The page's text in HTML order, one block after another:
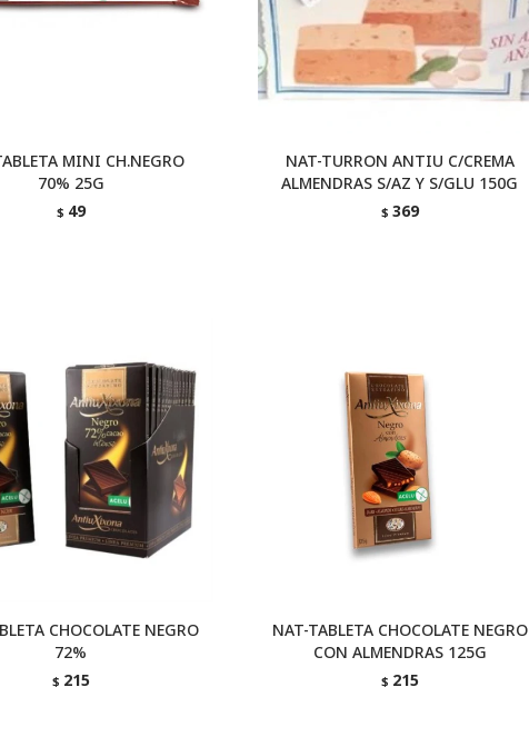
MINI CH.NEGRO
70% 25G
$ 49
NAT-TURRON ANTIU C/CREMA
ALMENDRAS S/AZ Y S/GLU 150G
$ 369
CHOCOLATE NEGRO
72%
$ 215
NAT-TABLETA CHOCOLATE NEGRO
CON ALMENDRAS 125G
$ 215